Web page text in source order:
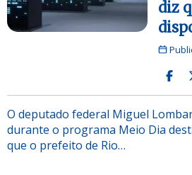
diz
O deputado federal Miguel
durante o programa Meio Dia
que o prefeito de Rio…